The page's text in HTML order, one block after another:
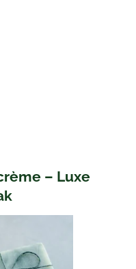
– Luxe